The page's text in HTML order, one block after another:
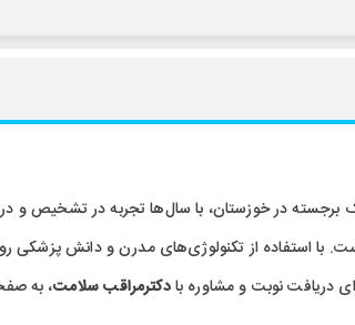
در خوزستان، با سال‌ها تجربه در تشخیص و
استفاده از تکنولوژی‌های مدرن و دانش پزشکی
دریافت نوبت و مشاوره بادکترمراقب سلامت، به